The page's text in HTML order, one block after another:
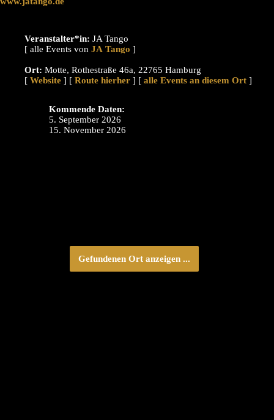
Veranstalter*in: JA Tango
[ alle Events von
]
Ort: Motte, Rothestraße 46a, 22765 Hamburg
[ Website ] [ Route hierher ] [ alle Events an diesem Ort ]
Kommende Daten:
5. September 2026
15. November 2026